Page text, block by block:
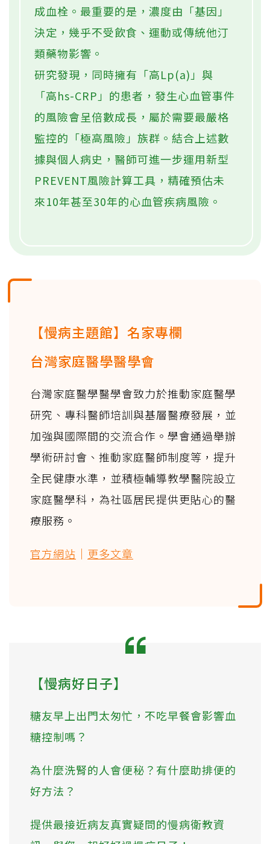
成血栓。最重要的是，濃度由「基因」
決定，幾乎不受飲食、運動或傳統他汀
類藥物影響。
研究發現，同時擁有「高Lp(a)」與
「高hs-CRP」的患者，發生心血管事件
的風險會呈倍數成長，屬於需要最嚴格
監控的「極高風險」族群。結合上述數
據與個人病史，醫師可進一步運用新型
PREVENT風險計算工具，精確預估未
來10年甚至30年的心血管疾病風險。
【慢病主題館】名家專欄
台灣家庭醫學醫學會
台灣家庭醫學醫學會致力於推動家庭醫學
研究、專科醫師培訓與基層醫療發展，並
加強與國際間的交流合作。學會通過舉辦
學術研討會、推動家庭醫師制度等，提升
全民健康水準，並積極輔導教學醫院設立
家庭醫學科，為社區居民提供更貼心的醫
療服務。
官方網站 ｜ 更多文章
【慢病好日子】
糖友早上出門太匆忙，不吃早餐會影響血
糖控制嗎？
為什麼洗腎的人會便秘？有什麼助排便的
好方法？
提供最接近病友真實疑問的慢病衛教資